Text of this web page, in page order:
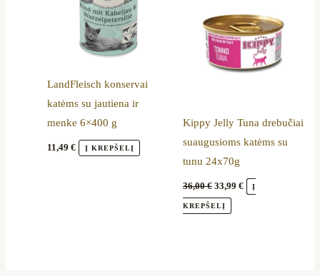
LandFleisch konservai
katėms su jautiena ir
menke 6×400 g
11,49€ Į KREPŠELĮ
Kippy Jelly Tuna drebučiai
suaugusioms katėms su
tunu 24x70g
36,00€ 33,99 € Į
KREPŠELĮ